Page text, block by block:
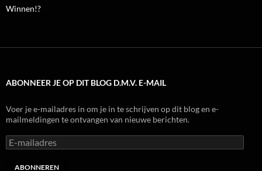
Winnen!?
ABONNEER JE OP DIT BLOG D.M.V. E-MAIL
Voer je e-mailadres in om je in te schrijven op dit blog en e-
mailmeldingen te ontvangen van nieuwe berichten.
E-
mailadres
ABONNEREN